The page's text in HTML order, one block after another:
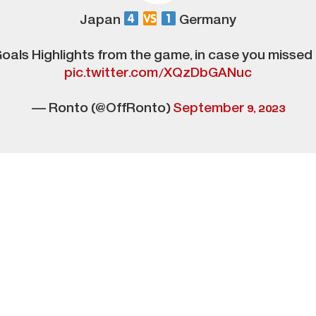
Japan Germany
Highlights from the game, in case you missed
pic.twitter.com/XQzDbGANuc
— Ronto (@OffRonto)September 9, 2023